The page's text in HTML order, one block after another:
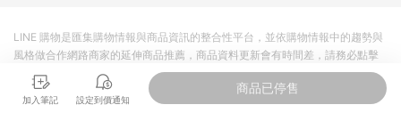
加入筆記 設定到價通知
商品已停售
LINE 購物是匯集購物情報與商品資訊的整合性平台，並依購物情報中的趨勢與
風格做合作網路商家的延伸商品推薦，商品資料更新會有時間差，請務必點擊
商品至各合作網路商家，確認現售價與購物條件，一切資訊以合作廠商網頁為
準。